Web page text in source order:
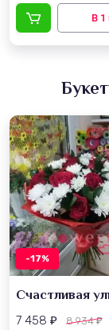
-17%
Счастливая
7 458 ₽ 8 934₽